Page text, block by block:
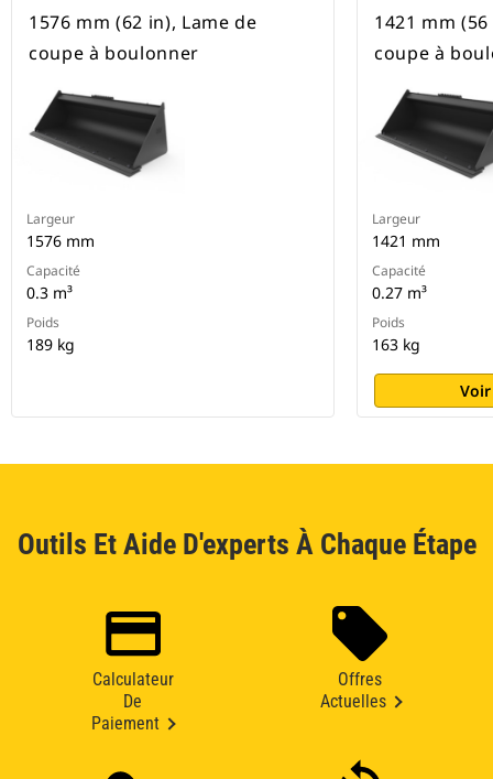
1576 mm (62 in), Lame de
coupe à boulonner
Largeur
1576 mm
Capacité
0.3 m³
Poids
189 kg
1421 mm
coupe à
Largeur
1421 mm
Capacité
0.27 m³
Poids
163 kg
Outils Et Aide D'experts À Chaque Étape
Calculateur
De
Paiement
Offres
Actuelles